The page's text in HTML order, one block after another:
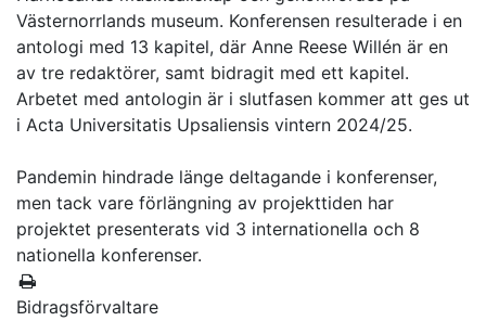
Västernorrlands museum. Konferensen resulterade i en
antologi med 13 kapitel, där Anne Reese Willén är en
av tre redaktörer, samt bidragit med ett kapitel.
Arbetet med antologin är i slutfasen kommer att ges ut
i Acta Universitatis Upsaliensis vintern 2024/25.
Pandemin hindrade länge deltagande i konferenser,
men tack vare förlängning av projekttiden har
projektet presenterats vid 3 internationella och 8
nationella konferenser.
Bidragsförvaltare